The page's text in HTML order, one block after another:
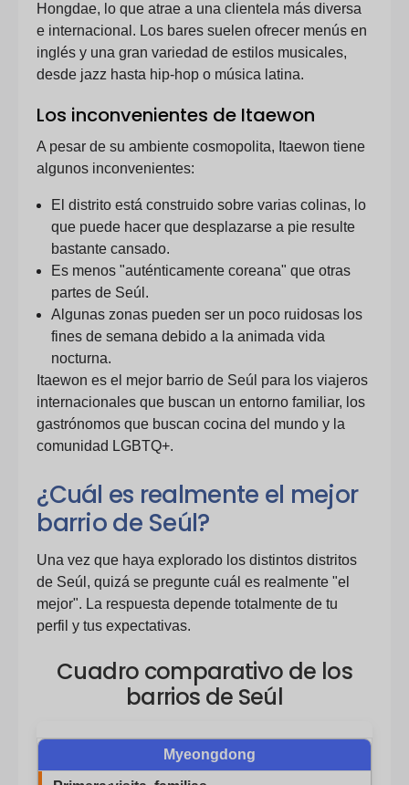
Hongdae, lo que atrae a una clientela más diversa
e internacional. Los bares suelen ofrecer menús en
inglés y una gran variedad de estilos musicales,
desde jazz hasta hip-hop o música latina.
Los inconvenientes de Itaewon
A pesar de su ambiente cosmopolita, Itaewon tiene
algunos inconvenientes:
El distrito está construido sobre varias colinas, lo
que puede hacer que desplazarse a pie resulte
bastante cansado.
Es menos "auténticamente coreana" que otras
partes de Seúl.
Algunas zonas pueden ser un poco ruidosas los
fines de semana debido a la animada vida
nocturna.
Itaewon es el mejor barrio de Seúl para los viajeros
internacionales que buscan un entorno familiar, los
gastrónomos que buscan cocina del mundo y la
comunidad LGBTQ+.
¿Cuál es realmente el mejor
barrio de Seúl?
Una vez que haya explorado los distintos distritos
de Seúl, quizá se pregunte cuál es realmente "el
mejor". La respuesta depende totalmente de tu
perfil y tus expectativas.
Cuadro comparativo de los
barrios de Seúl
Myeongdong